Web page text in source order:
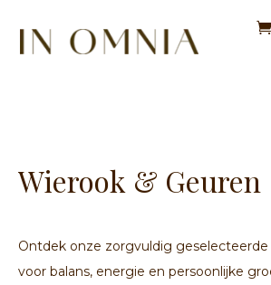
Wierook & Geuren
Ontdek onze zorgvuldig geselecteerde
voor balans, energie en persoonlijke